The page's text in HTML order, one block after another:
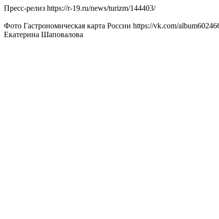
Пресс-релиз https://r-19.ru/news/turizm/144403/
Фото Гастрономическая карта России https://vk.com/
Екатерина Шаповалова